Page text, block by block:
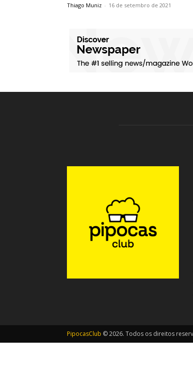
Thiago Muniz - 16 de setembro de 2021
PipocasClub © 2026. Todos os direitos